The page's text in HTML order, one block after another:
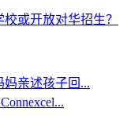
或开放对华招生？
亲述孩子回...